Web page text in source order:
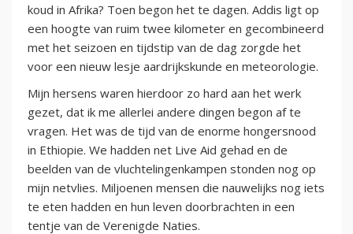
koud in Afrika? Toen begon het te dagen. Addis ligt op
een hoogte van ruim twee kilometer en gecombineerd
met het seizoen en tijdstip van de dag zorgde het
voor een nieuw lesje aardrijkskunde en meteorologie.
Mijn hersens waren hierdoor zo hard aan het werk
gezet, dat ik me allerlei andere dingen begon af te
vragen. Het was de tijd van de enorme hongersnood
in Ethiopie. We hadden net Live Aid gehad en de
beelden van de vluchtelingenkampen stonden nog op
mijn netvlies. Miljoenen mensen die nauwelijks nog iets
te eten hadden en hun leven doorbrachten in een
tentje van de Verenigde Naties.